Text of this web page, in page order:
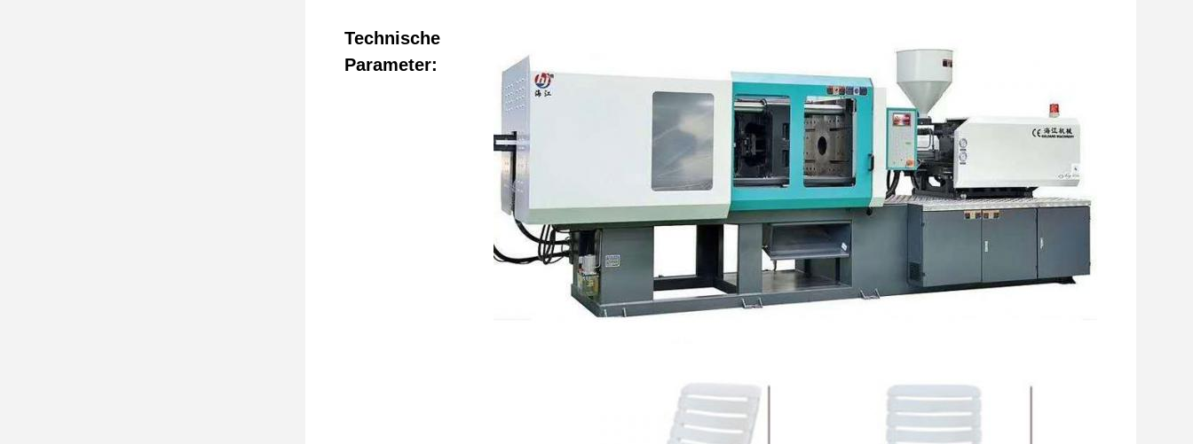
Technische
Parameter: